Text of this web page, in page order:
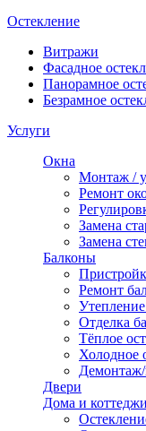
Остекление
Витражи
Фасадное
Панорамное
Безрамное
Услуги
Окна
Монтаж /
Ремонт
Замена
Замена
Балконы
Ремонт
Отделка
Тёплое
Холодное
Двери
Дома и коттеджи